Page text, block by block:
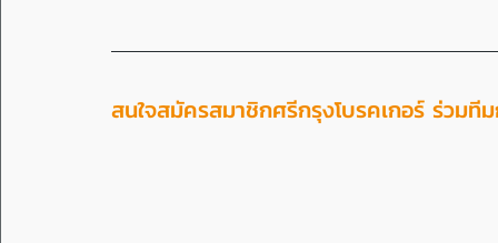
สนใจสมัครสมาชิกศรีกรุงโบรคเกอร์ ร่วมที